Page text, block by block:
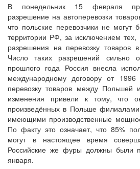
В понедельник 15 февраля
разрешение на автоперевозки
что польские перевозчики не могут
территории РФ, за исключением тех,
разрешения на перевозку товаров
Число таких разрешений сильно
прошлого года Россия внесла
международному договору от 1996
перевозку товаров между Польшей
изменения привели к тому, что
произведённых в Польше
имеющими производственные
По факту это означает, что 85%
могут в настоящее время
Российские же фуры должны были
января.